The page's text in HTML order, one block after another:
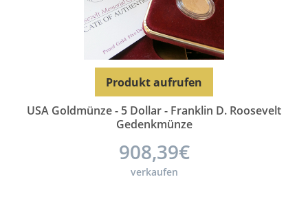
USA Goldmünze - 5 Dollar - Franklin D. Roosevelt
Gedenkmünze
908,39€
verkaufen
Produkt aufrufen